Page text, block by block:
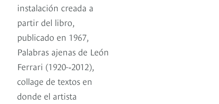
instalación creada a
partir del libro,
publicado en 1967,
Palabras ajenas de León
Ferrari (1920-­‐2012),
collage de textos en
donde el artista